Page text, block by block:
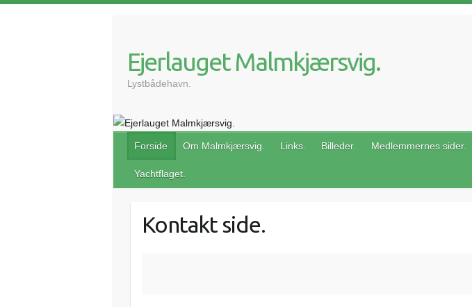
Ejerlauget Malmkjærsvig.
Lystbådehavn.
Forside Om Malmkjærsvig. Links. Billeder. Medlemmernes sider.
Yachtflaget.
Kontakt side.